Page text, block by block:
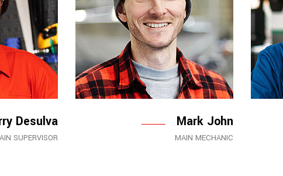
Mark John
MAIN MECHANIC
Desulva
SUPERVISOR